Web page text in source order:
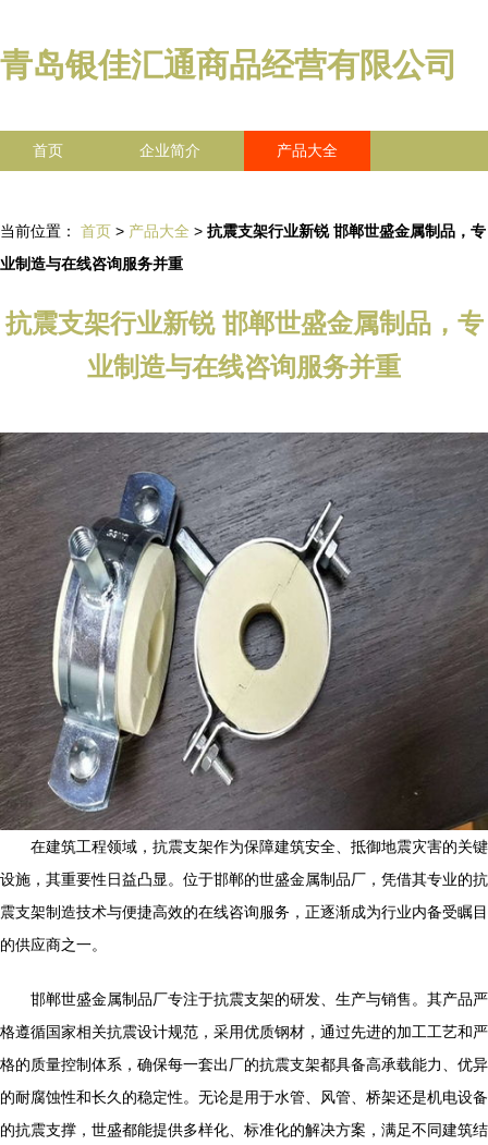
青岛银佳汇通商品经营有限公司
首页 企业简介 产品大全
当前位置： 首页 > 产品大全 > 抗震支架行业新锐 邯郸世盛金属制品，专
业制造与在线咨询服务并重
抗震支架行业新锐 邯郸世盛金属制品，专
业制造与在线咨询服务并重
在建筑工程领域，抗震支架作为保障建筑安全、抵御地震灾害的关键
设施，其重要性日益凸显。位于邯郸的世盛金属制品厂，凭借其专业的抗
震支架制造技术与便捷高效的在线咨询服务，正逐渐成为行业内备受瞩目
的供应商之一。
邯郸世盛金属制品厂专注于抗震支架的研发、生产与销售。其产品严
格遵循国家相关抗震设计规范，采用优质钢材，通过先进的加工工艺和严
格的质量控制体系，确保每一套出厂的抗震支架都具备高承载能力、优异
的耐腐蚀性和长久的稳定性。无论是用于水管、风管、桥架还是机电设备
的抗震支撑，世盛都能提供多样化、标准化的解决方案，满足不同建筑结